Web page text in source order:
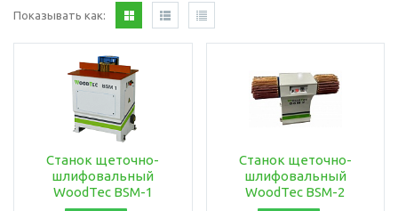
Показывать как:
Станок щеточно-
шлифовальный
WoodTec BSM-1
Станок щеточно-
шлифовальный
WoodTec BSM-2